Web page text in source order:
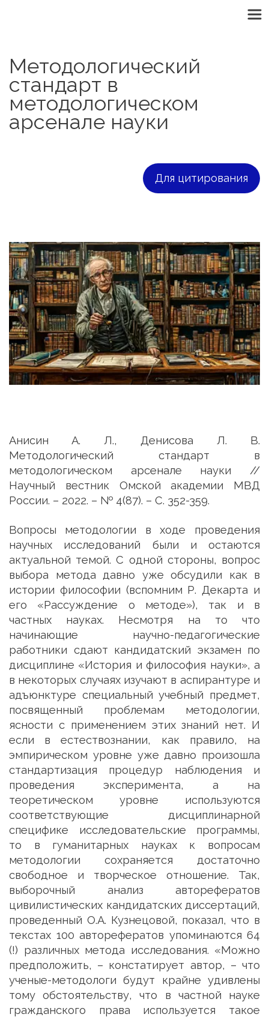
Методологический
стандарт в
методологическом
арсенале науки
Для цитирования
Анисин А. Л., Денисова Л. В.
Методологический стандарт в
методологическом арсенале науки //
Научный вестник Омской академии МВД
России. – 2022. – № 4(87). – С. 352-359.
Вопросы методологии в ходе проведения
научных исследований были и остаются
актуальной темой. С одной стороны, вопрос
выбора метода давно уже обсудили как в
истории философии (вспомним Р. Декарта и
его «Рассуждение о методе»), так и в
частных науках. Несмотря на то что
начинающие научно-педагогические
работники сдают кандидатский экзамен по
дисциплине «История и философия науки», а
в некоторых случаях изучают в аспирантуре и
адъюнктуре специальный учебный предмет,
посвященный проблемам методологии,
ясности с применением этих знаний нет. И
если в естествознании, как правило, на
эмпирическом уровне уже давно произошла
стандартизация процедур наблюдения и
проведения эксперимента, а на
теоретическом уровне используются
соответствующие дисциплинарной
специфике исследовательские программы,
то в гуманитарных науках к вопросам
методологии сохраняется достаточно
свободное и творческое отношение. Так,
выборочный анализ авторефератов
цивилистических кандидатских диссертаций,
проведенный О.А. Кузнецовой, показал, что в
текстах 100 авторефератов упоминаются 64
(!) различных метода исследования. «Можно
предположить, – констатирует автор, – что
ученые-методологи будут крайне удивлены
тому обстоятельству, что в частной науке
гражданского права используется такое